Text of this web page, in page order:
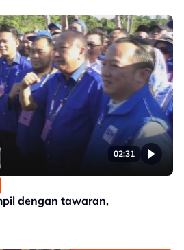
02:31
dengan tawaran,